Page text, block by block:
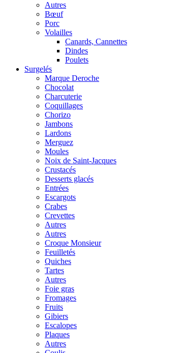
Autres
Bœuf
Porc
Volailles
Canards, Cannettes
Dindes
Poulets
Surgelés
Marque Deroche
Chocolat
Charcuterie
Coquillages
Chorizo
Jambons
Lardons
Merguez
Moules
Noix de Saint-Jacques
Crustacés
Desserts glacés
Entrées
Escargots
Crabes
Crevettes
Autres
Autres
Croque Monsieur
Feuilletés
Quiches
Tartes
Autres
Foie gras
Fromages
Fruits
Gibiers
Escalopes
Plaques
Autres